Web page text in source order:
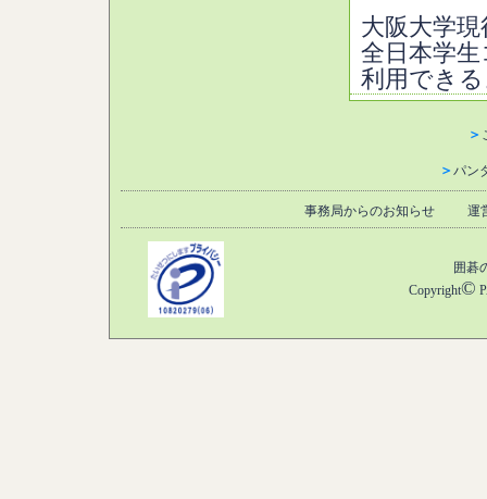
大阪大学
全日本学
利用でき
＞
＞ パン
事務局からのお知らせ 運
囲碁
Copyright©